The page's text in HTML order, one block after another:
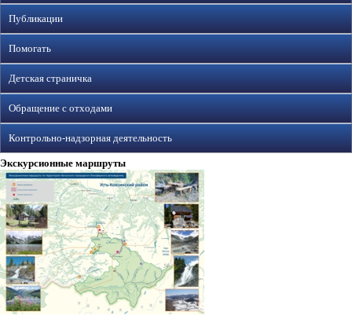
Публикации
Помогать
Детская страничка
Обращение с отходами
Контрольно-надзорная деятельность
Экскурсионные маршруты